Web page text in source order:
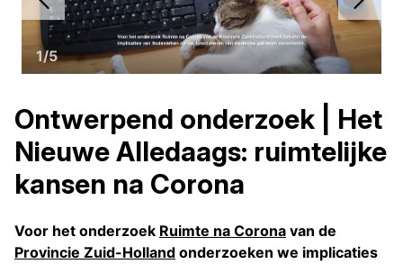
1/5
Ontwerpend onderzoek | Het
Nieuwe Alledaags: ruimtelijke
kansen na Corona
Voor het onderzoek Ruimte na Corona van de
Provincie Zuid-Holland onderzoeken we implicaties